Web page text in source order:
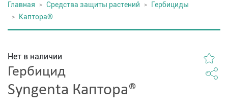
Главная Средства защиты растений
Гербициды
Каптора®
Нет в наличии
Гербицид
Syngenta Каптора®